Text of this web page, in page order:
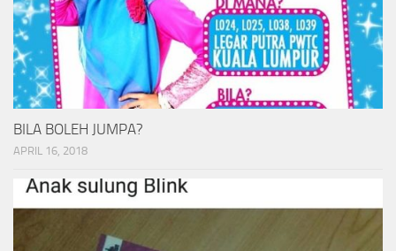
BILA BOLEH JUMPA?
APRIL 16, 2018